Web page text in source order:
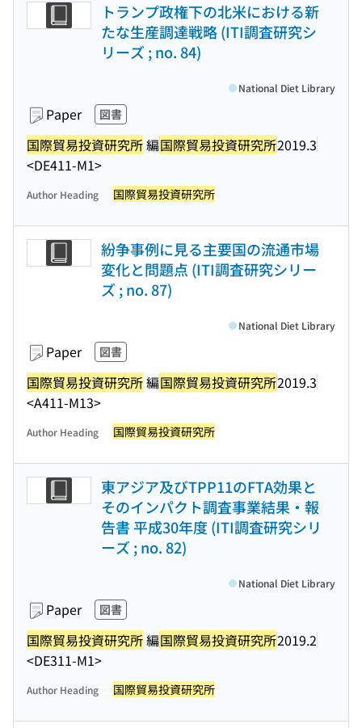
トランプ政権下の北米における新
たな生産調達戦略 (ITI調査研究シ
リーズ ; no. 84)
Paper 図書
国際貿易投資研究所編国際貿易投資研究所2019.3
<DE411-M1>
National Diet Library
Author Heading 国際貿易投資研究所
紛争事例に見る主要国の流通市場
変化と問題点 (ITI調査研究シリー
ズ ; no. 87)
Paper 図書
国際貿易投資研究所編国際貿易投資研究所2019.3
<A411-M13>
National Diet Library
Author Heading 国際貿易投資研究所
東アジア及びTPP11のFTA効果と
そのインパクト調査事業結果・報
告書 平成30年度 (ITI調査研究シリ
ーズ ; no. 82)
Paper 図書
国際貿易投資研究所編国際貿易投資研究所2019.2
<DE311-M1>
National Diet Library
Author Heading 国際貿易投資研究所